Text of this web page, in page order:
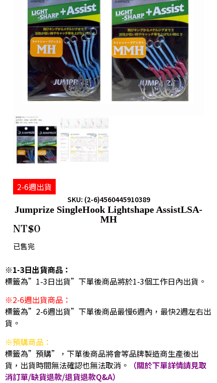
2-6週出貨
SKU: (2-6)4560445910389
Jumprize SingleHook Lightshape AssistLSA-
MH
NT$0
已售完
※1-3日出貨商品：
標籤為”1-3日出貨”下單後商品將於1-3個工作日內出貨。
※2-6週出貨商品：
標籤為”2-6週出貨”下單後商品最慢6週內，最快2週左右出
貨。
※預購商品：
標籤為”預購”，下單後商品將會等品牌製造商生產後出
貨，出貨時間無法確認也無法取消。
（關於下單詳情請見取
消訂單/缺貨退款/退貨退款Q&A）